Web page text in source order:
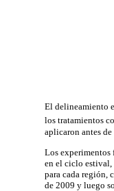
El delineamiento
los tratamientos
aplicaron antes
Los experimentos
en el ciclo estival,
para cada región,
de 2009 y luego